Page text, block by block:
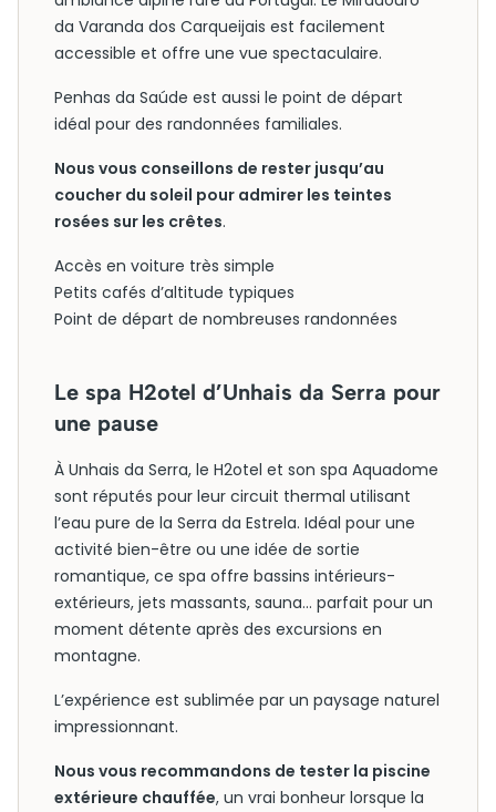
da Varanda dos Carqueijais est facilement
accessible et offre une vue spectaculaire.
Penhas da Saúde est aussi le point de départ
idéal pour des randonnées familiales.
Nous vous conseillons de rester jusqu’au
coucher du soleil pour admirer les teintes
rosées sur les crêtes.
Accès en voiture très simple
Petits cafés d’altitude typiques
Point de départ de nombreuses randonnées
Le spa H2otel d’Unhais da Serra pour
une pause
À Unhais da Serra, le H2otel et son spa Aquadome
sont réputés pour leur circuit thermal utilisant
l’eau pure de la Serra da Estrela. Idéal pour une
activité bien-être ou une idée de sortie
romantique, ce spa offre bassins intérieurs-
extérieurs, jets massants, sauna… parfait pour un
moment détente après des excursions en
montagne.
L’expérience est sublimée par un paysage naturel
impressionnant.
Nous vous recommandons de tester la piscine
extérieure chauffée, un vrai bonheur lorsque la